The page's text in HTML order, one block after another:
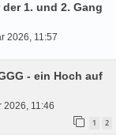
1. und 2. Gang
2026, 11:57
- ein Hoch auf
2026, 11:46
1 2